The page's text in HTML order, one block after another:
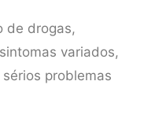
de drogas,
variados,
problemas